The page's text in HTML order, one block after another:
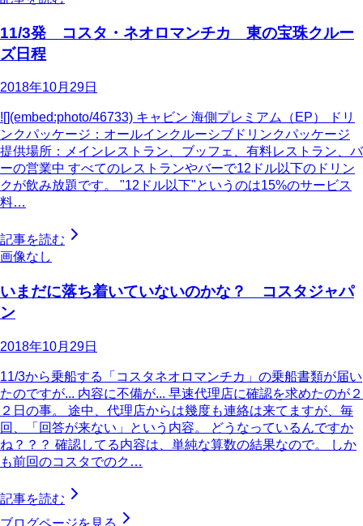
11/3発 コスタ・ネオロマンチカ 東の宝珠クルー
ズ日程
2018年10月29日
![](embed:photo/46733) キャビン 海側プレミアム（EP） ドリ
ンクパッケージ：オールインクルーシブドリンクパッケージ
提供場所：メインレストラン、ブッフェ、有料レストラン、バ
ーの営業中 すべてのレストランやバーで12ドル以下のドリン
クが飲み放題です。 "12ドル以下"というのは15%のサービス
料…
記事を読む
画像なし
いまだに落ち着いていないのかな？ コスタジャパ
ン
2018年10月29日
11/3から乗船する「コスタネオロマンチカ」の乗船書類が届い
たのですが... 内容に不備が... 早速代理店に確認を求めたのが２
２日の事。 途中、代理店からは幾度も連絡は来てますが、毎
回、「回答が来ない」という内容。 どうなっているんですか
ね？？？ 確認してる内容は、単純な算数の結果なので。 しか
も前回のコスタでのク…
記事を読む
ブログページを見る